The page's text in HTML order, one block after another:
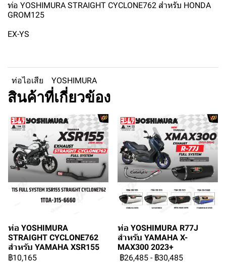
ท่อ YOSHIMURA STRAIGHT CYCLONE762 สำหรับ HONDA
GROM125
EX-YS
ท่อไอเสีย YOSHIMURA
สินค้าที่เกี่ยวข้อง
ท่อ YOSHIMURA
STRAIGHT CYCLONE762
สำหรับ YAMAHA XSR155
฿10,165
ท่อ YOSHIMURA R77J
สำหรับ YAMAHA X-
MAX300 2023+
฿26,485 - ฿30,485